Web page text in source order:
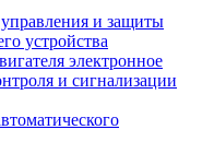
и защиты
устройства
электронное
и сигнализации